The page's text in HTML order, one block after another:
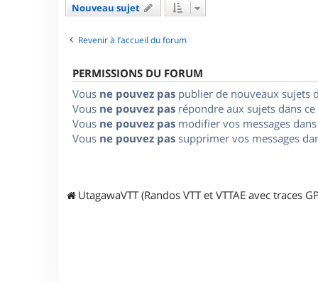
Nouveau sujet
Revenir à l’accueil du forum
PERMISSIONS DU FORUM
Vous ne pouvez pas publier de nouveaux sujets
Vous ne pouvez pas répondre aux sujets dans
Vous ne pouvez pas modifier vos messages
Vous ne pouvez pas supprimer vos messages
UtagawaVTT (Randos VTT et VTTAE avec traces